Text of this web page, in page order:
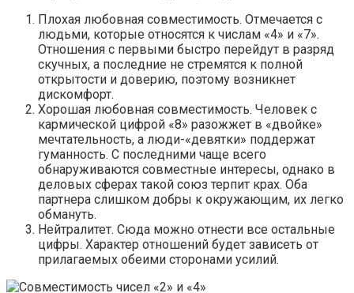
Плохая любовная совместимость. Отмечается с
людьми, которые относятся к числам «4» и «7».
Отношения с первыми быстро перейдут в разряд
скучных, а последние не стремятся к полной
открытости и доверию, поэтому возникнет
дискомфорт.
Хорошая любовная совместимость. Человек с
кармической цифрой «8» разожжет в «двойке»
мечтательность, а люди-«девятки» поддержат
гуманность. С последними чаще всего
обнаруживаются совместные интересы, однако в
деловых сферах такой союз терпит крах. Оба
партнера слишком добры к окружающим, их легко
обмануть.
Нейтралитет. Сюда можно отнести все остальные
цифры. Характер отношений будет зависеть от
прилагаемых обеими сторонами усилий.